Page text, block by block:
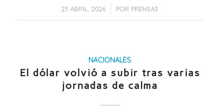
23 ABRIL, 2026
/ POR PRENSA3
NACIONALES
El dólar volvió a subir tras varias
jornadas de calma